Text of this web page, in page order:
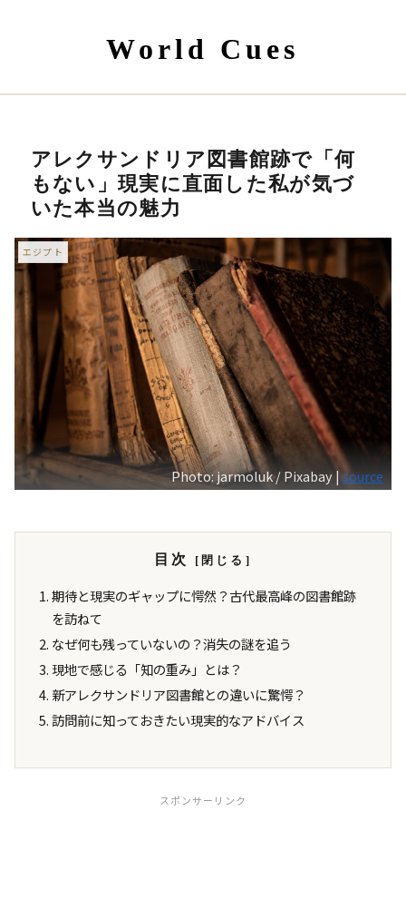
World Cues
アレクサンドリア図書館跡で「何
もない」現実に直面した私が気づ
いた本当の魅力
エジプト
Photo: jarmoluk / Pixabay |source
目次
期待と現実のギャップに愕然？古代最高峰の図書館跡
を訪ねて
なぜ何も残っていないの？消失の謎を追う
現地で感じる「知の重み」とは？
新アレクサンドリア図書館との違いに驚愕？
訪問前に知っておきたい現実的なアドバイス
スポンサーリンク